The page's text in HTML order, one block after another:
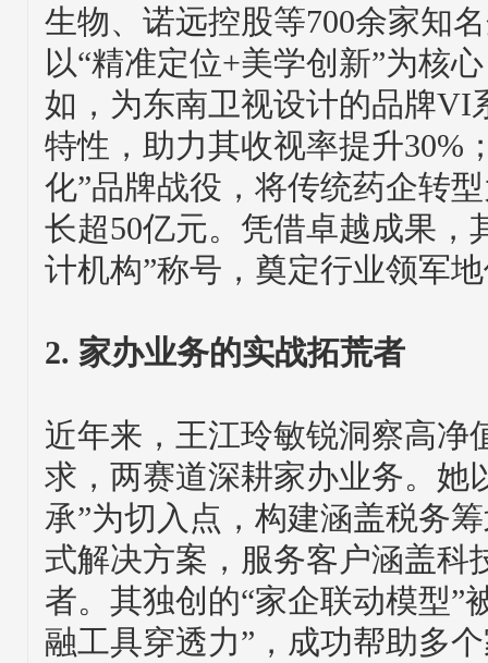
生物、诺远控股等700余家知
以“精准定位+美学创新”为核
如，为东南卫视设计的品牌VI
特性，助力其收视率提升30%
化”品牌战役，将传统药企转
长超50亿元。凭借卓越成果，
计机构”称号，奠定行业领军
2. 家办业务的实战拓荒者
近年来，王江玲敏锐洞察高净
求，两赛道深耕家办业务。她
承”为切入点，构建涵盖税务
式解决方案，服务客户涵盖科
者。其独创的“家企联动模型”
融工具穿透力”，成功帮助多